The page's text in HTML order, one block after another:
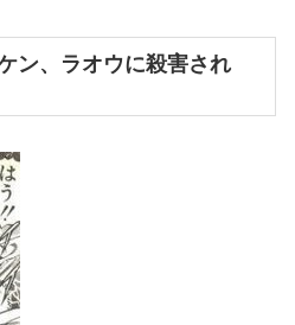
ン、ラオウに殺害され